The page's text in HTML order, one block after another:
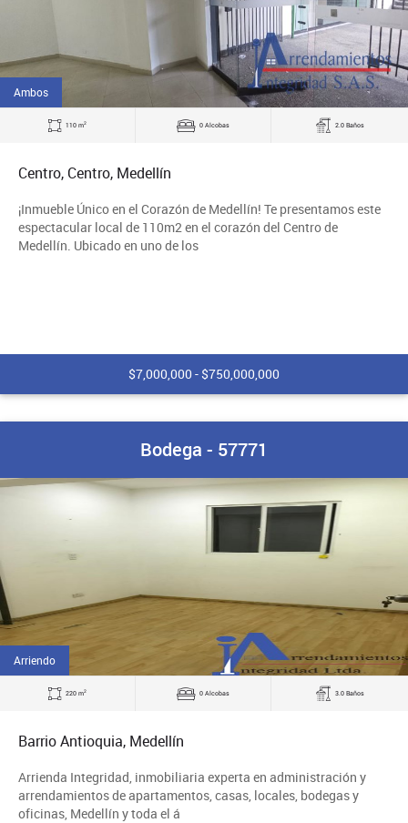
Ambos
110 m2 0 Alcobas 2.0 Baños
Centro, Centro, Medellín
¡Inmueble Único en el Corazón de Medellín! Te presentamos este
espectacular local de 110m2 en el corazón del Centro de
Medellín. Ubicado en uno de los
$7,000,000 - $750,000,000
Bodega - 57771
Arriendo
220 m2 0 Alcobas 3.0 Baños
Barrio Antioquia, Medellín
Arrienda Integridad, inmobiliaria experta en administración y
arrendamientos de apartamentos, casas, locales, bodegas y
oficinas, Medellín y toda el á